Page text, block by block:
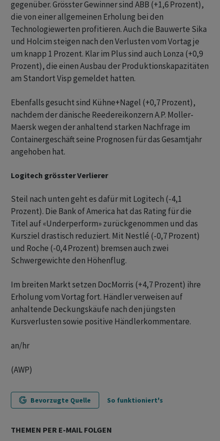
gegenüber. Grösster Gewinner sind ABB (+1,6 Prozent),
die von einer allgemeinen Erholung bei den
Technologiewerten profitieren. Auch die Bauwerte Sika
und Holcim steigen nach den Verlusten vom Vortag je
um knapp 1 Prozent. Klar im Plus sind auch Lonza (+0,9
Prozent), die einen Ausbau der Produktionskapazitäten
am Standort Visp gemeldet hatten.
Ebenfalls gesucht sind Kühne+Nagel (+0,7 Prozent),
nachdem der dänische Reedereikonzern A.P. Moller-
Maersk wegen der anhaltend starken Nachfrage im
Containergeschäft seine Prognosen für das Gesamtjahr
angehoben hat.
Logitech grösster Verlierer
Steil nach unten geht es dafür mit Logitech (-4,1
Prozent). Die Bank of America hat das Rating für die
Titel auf «Underperform» zurückgenommen und das
Kursziel drastisch reduziert. Mit Nestlé (-0,7 Prozent)
und Roche (-0,4 Prozent) bremsen auch zwei
Schwergewichte den Höhenflug.
Im breiten Markt setzen DocMorris (+4,7 Prozent) ihre
Erholung vom Vortag fort. Händler verweisen auf
anhaltende Deckungskäufe nach den jüngsten
Kursverlusten sowie positive Händlerkommentare.
an/hr
(AWP)
Bevorzugte Quelle So funktioniert's
THEMEN PER E-MAIL FOLGEN